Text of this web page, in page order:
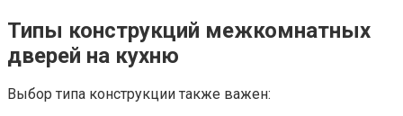
Типы конструкций межкомнатных
дверей на кухню
Выбор типа конструкции также важен: